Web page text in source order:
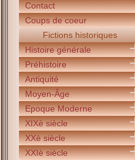
Contact
Coups de coeur
Fictions historiques
Histoire générale
Préhistoire
Antiquité
Moyen-Âge
Epoque Moderne
XIXè siècle
XXè siècle
XXIè siècle